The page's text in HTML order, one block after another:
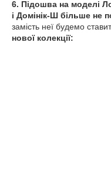
6. Підошва на моделі
і Домінік-Ш більше не
замість неї будемо
нової колекції: